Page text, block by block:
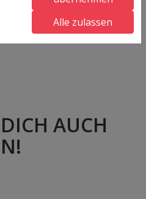
AUCH
Alle zulassen